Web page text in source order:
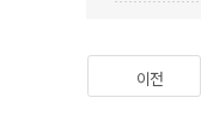
이전